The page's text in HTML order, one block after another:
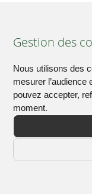
Mairie Le
Gestion des
Nous utilisons des
mesurer
pouvez accepter,
moment.